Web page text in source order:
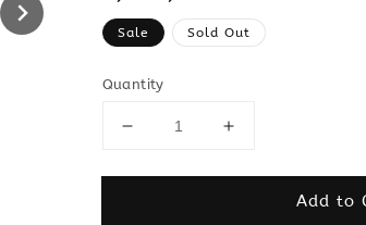
price
Sale Sold Out
Quantity
Add to